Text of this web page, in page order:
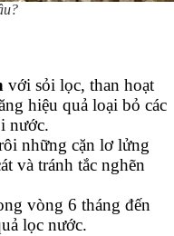
với sỏi lọc, than hoạt
hiệu quả loại bỏ các
nước.
những cặn lơ lửng
và tránh tắc nghẽn
vòng 6 tháng đến
lọc nước.